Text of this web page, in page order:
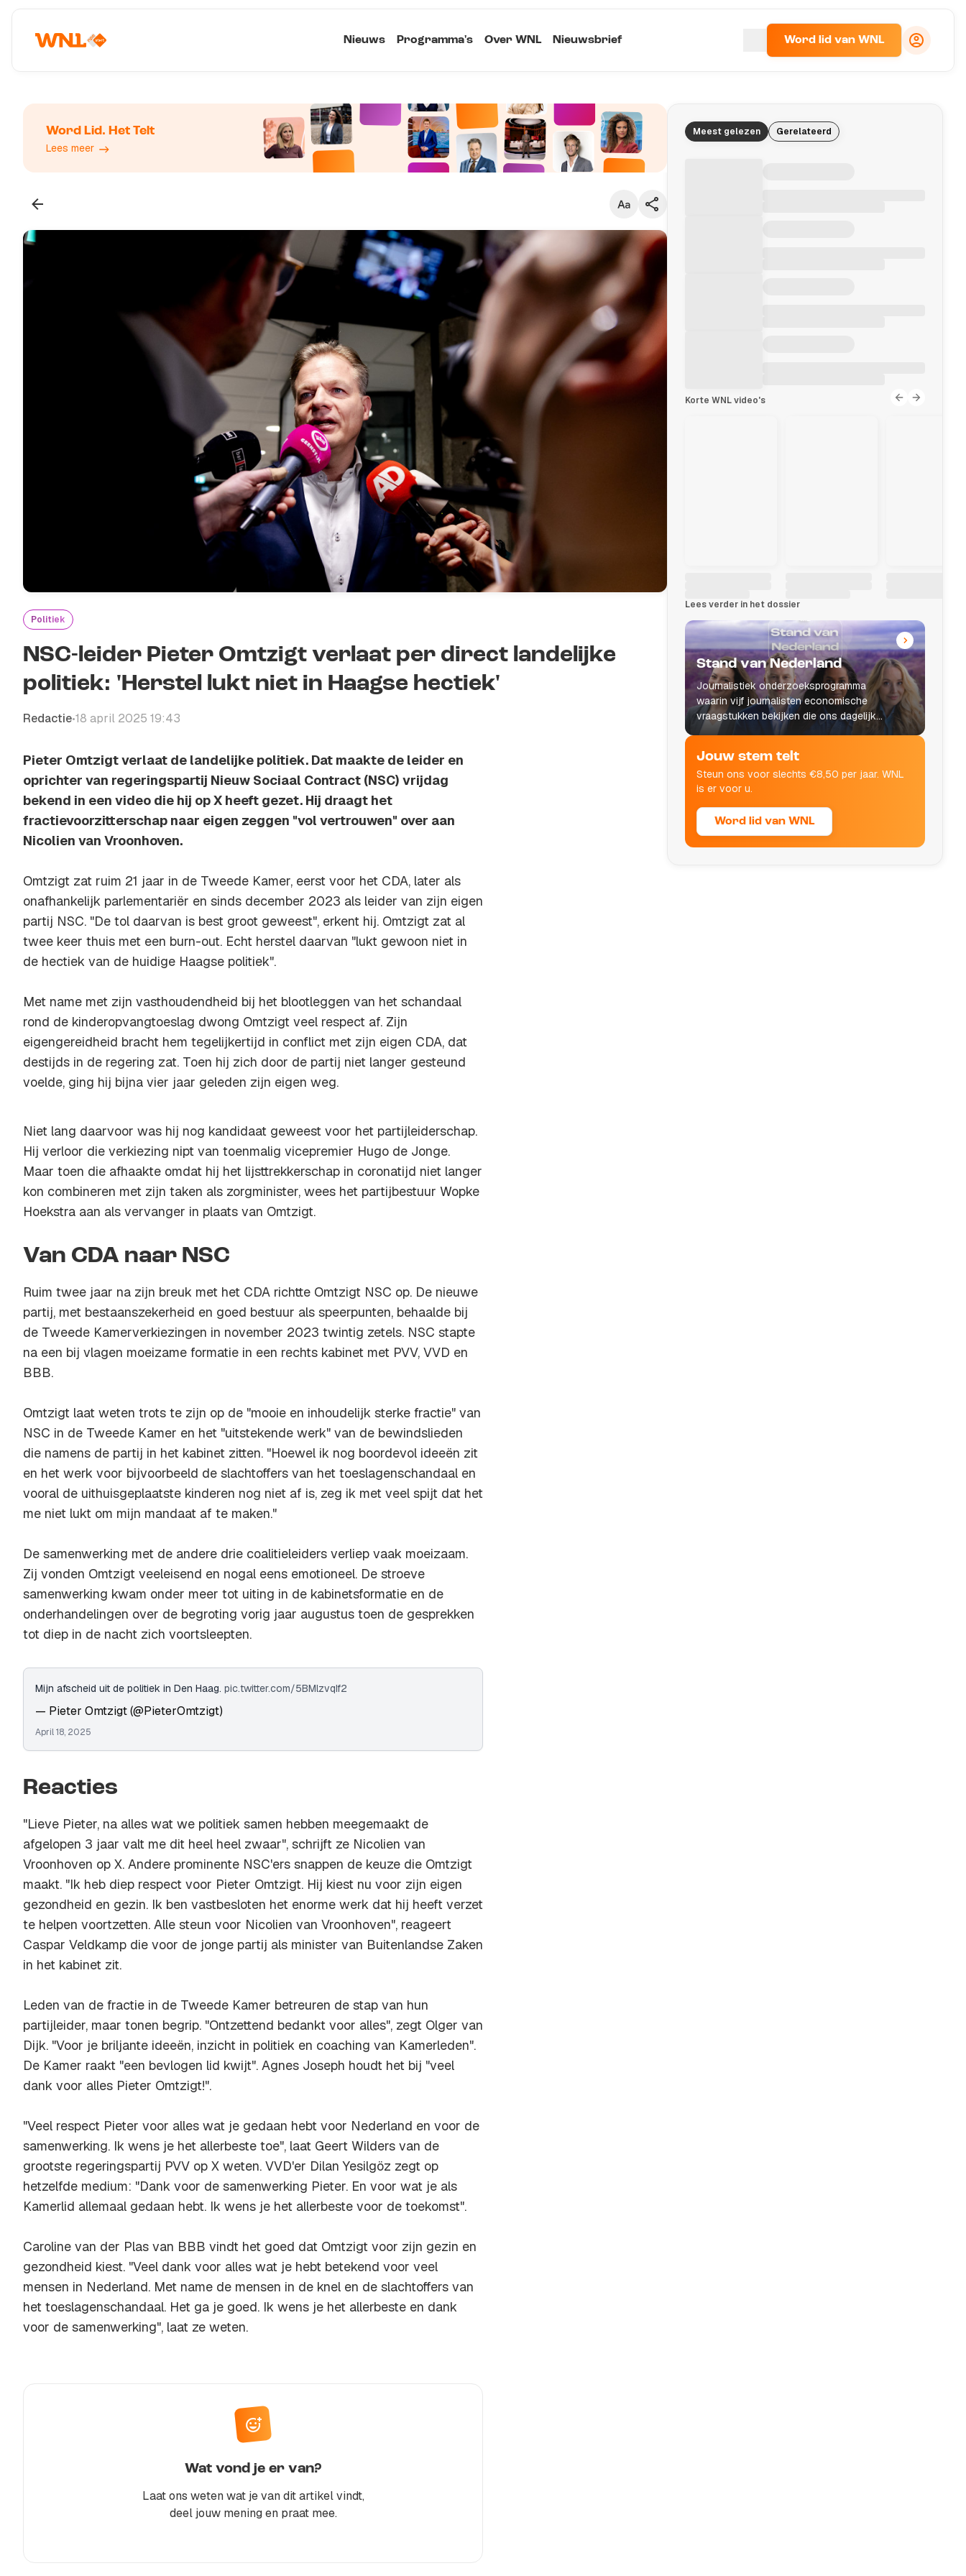
Nieuws Programma's Over WNL Nieuwsbrief Word lid van WNL
Word Lid. Het Telt
Lees meer
Klein
Standaard
Groot
Kopieer link
Politiek
NSC-leider Pieter Omtzigt verlaat per direct landelijke
politiek: 'Herstel lukt niet in Haagse hectiek'
Redactie•18 april 2025 19:43
Pieter Omtzigt verlaat de landelijke politiek. Dat maakte de leider en
oprichter van regeringspartij Nieuw Sociaal Contract (NSC) vrijdag
bekend in een video die hij op X heeft gezet. Hij draagt het
fractievoorzitterschap naar eigen zeggen "vol vertrouwen" over aan
Nicolien van Vroonhoven.
Omtzigt zat ruim 21 jaar in de Tweede Kamer, eerst voor het CDA, later als
onafhankelijk parlementariër en sinds december 2023 als leider van zijn eigen
partij NSC. "De tol daarvan is best groot geweest", erkent hij. Omtzigt zat al
twee keer thuis met een burn-out. Echt herstel daarvan "lukt gewoon niet in
de hectiek van de huidige Haagse politiek".
Met name met zijn vasthoudendheid bij het blootleggen van het schandaal
rond de kinderopvangtoeslag dwong Omtzigt veel respect af. Zijn
eigengereidheid bracht hem tegelijkertijd in conflict met zijn eigen CDA, dat
destijds in de regering zat. Toen hij zich door de partij niet langer gesteund
voelde, ging hij bijna vier jaar geleden zijn eigen weg.
Niet lang daarvoor was hij nog kandidaat geweest voor het partijleiderschap.
Hij verloor die verkiezing nipt van toenmalig vicepremier Hugo de Jonge.
Maar toen die afhaakte omdat hij het lijsttrekkerschap in coronatijd niet langer
kon combineren met zijn taken als zorgminister, wees het partijbestuur Wopke
Hoekstra aan als vervanger in plaats van Omtzigt.
Van CDA naar NSC
Ruim twee jaar na zijn breuk met het CDA richtte Omtzigt NSC op. De nieuwe
partij, met bestaanszekerheid en goed bestuur als speerpunten, behaalde bij
de Tweede Kamerverkiezingen in november 2023 twintig zetels. NSC stapte
na een bij vlagen moeizame formatie in een rechts kabinet met PVV, VVD en
BBB.
Omtzigt laat weten trots te zijn op de "mooie en inhoudelijk sterke fractie" van
NSC in de Tweede Kamer en het "uitstekende werk" van de bewindslieden
die namens de partij in het kabinet zitten. "Hoewel ik nog boordevol ideeën zit
en het werk voor bijvoorbeeld de slachtoffers van het toeslagenschandaal en
vooral de uithuisgeplaatste kinderen nog niet af is, zeg ik met veel spijt dat het
me niet lukt om mijn mandaat af te maken."
De samenwerking met de andere drie coalitieleiders verliep vaak moeizaam.
Zij vonden Omtzigt veeleisend en nogal eens emotioneel. De stroeve
samenwerking kwam onder meer tot uiting in de kabinetsformatie en de
onderhandelingen over de begroting vorig jaar augustus toen de gesprekken
tot diep in de nacht zich voortsleepten.
Mijn afscheid uit de politiek in Den Haag. pic.twitter.com/5BMlzvqIf2
— Pieter Omtzigt (@PieterOmtzigt)
April 18, 2025
Reacties
"Lieve Pieter, na alles wat we politiek samen hebben meegemaakt de
afgelopen 3 jaar valt me dit heel heel zwaar", schrijft ze Nicolien van
Vroonhoven op X. Andere prominente NSC'ers snappen de keuze die Omtzigt
maakt. "Ik heb diep respect voor Pieter Omtzigt. Hij kiest nu voor zijn eigen
gezondheid en gezin. Ik ben vastbesloten het enorme werk dat hij heeft verzet
te helpen voortzetten. Alle steun voor Nicolien van Vroonhoven", reageert
Caspar Veldkamp die voor de jonge partij als minister van Buitenlandse Zaken
in het kabinet zit.
Leden van de fractie in de Tweede Kamer betreuren de stap van hun
partijleider, maar tonen begrip. "Ontzettend bedankt voor alles", zegt Olger van
Dijk. "Voor je briljante ideeën, inzicht in politiek en coaching van Kamerleden".
De Kamer raakt "een bevlogen lid kwijt". Agnes Joseph houdt het bij "veel
dank voor alles Pieter Omtzigt!".
"Veel respect Pieter voor alles wat je gedaan hebt voor Nederland en voor de
samenwerking. Ik wens je het allerbeste toe", laat Geert Wilders van de
grootste regeringspartij PVV op X weten. VVD'er Dilan Yesilgöz zegt op
hetzelfde medium: "Dank voor de samenwerking Pieter. En voor wat je als
Kamerlid allemaal gedaan hebt. Ik wens je het allerbeste voor de toekomst".
Caroline van der Plas van BBB vindt het goed dat Omtzigt voor zijn gezin en
gezondheid kiest. "Veel dank voor alles wat je hebt betekend voor veel
mensen in Nederland. Met name de mensen in de knel en de slachtoffers van
het toeslagenschandaal. Het ga je goed. Ik wens je het allerbeste en dank
voor de samenwerking", laat ze weten.
Wat vond je er van?
Laat ons weten wat je van dit artikel vindt,
deel jouw mening en praat mee.
Meest gelezen Gerelateerd
Korte WNL video's
Lees verder in het dossier
Stand van Nederland
Journalistiek onderzoeksprogramma
waarin vijf journalisten economische
vraagstukken bekijken die ons dagelijks
leven raken.
Jouw stem telt
Steun ons voor slechts €8,50 per jaar. WNL
is er voor u.
Word lid van WNL